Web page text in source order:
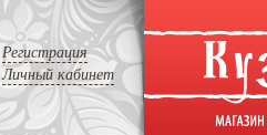
Регистрация
Личный кабинет